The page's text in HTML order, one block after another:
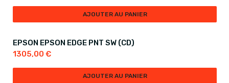
AJOUTER AU PANIER
EPSON EPSON EDGE PNT SW (CD)
1305,00 €
AJOUTER AU PANIER